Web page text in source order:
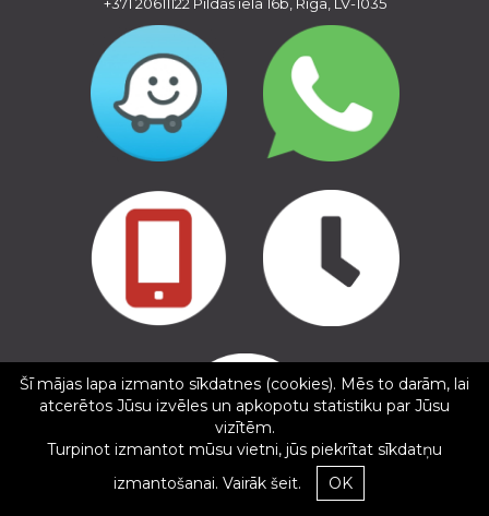
Copyright © 2016 - 2026, SIA Corelem Group
Mājas lapas izstrāde WEBstyle.lv
Ģirts Punculs
5/5
18.02.2025
✕
Šī mājas lapa izmanto sīkdatnes (cookies). Mēs to darām, lai
atcerētos Jūsu izvēles un apkopotu statistiku par Jūsu
vizītēm.
Turpinot izmantot mūsu vietni, jūs piekrītat sīkdatņu
izmantošanai. Vairāk šeit. OK